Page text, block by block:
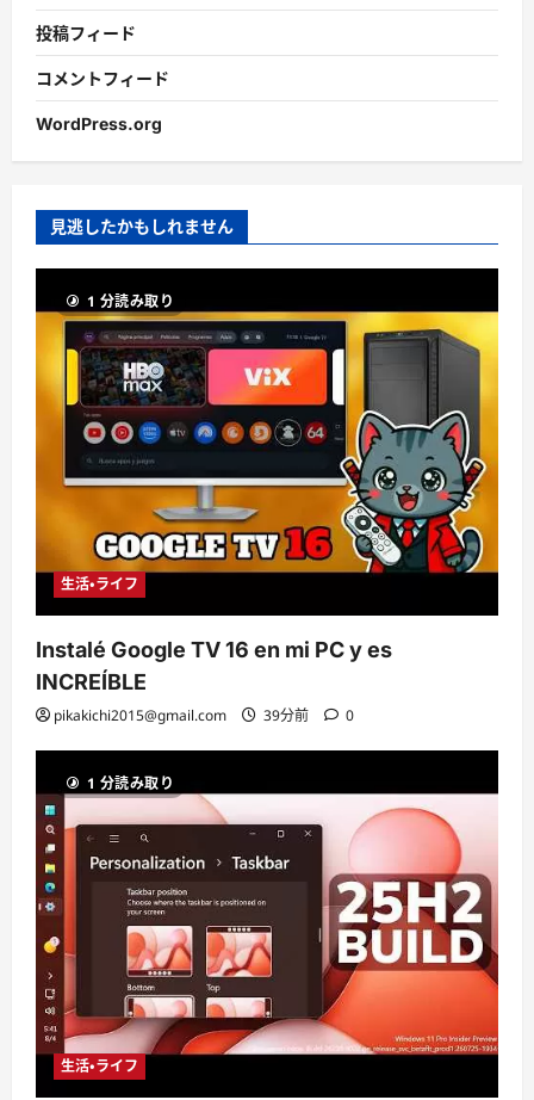
投稿フィード
コメントフィード
WordPress.org
見逃したかもしれません
1 分読み取り
生活・ライフ
Instalé Google TV 16 en mi PC y es
INCREÍBLE
pikakichi2015@gmail.com 39分前 0
1 分読み取り
生活・ライフ